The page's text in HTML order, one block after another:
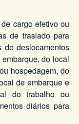
cargo efetivo ou
de traslado para
de deslocamentos
do local
hospedagem, do
de embarque e
do trabalho ou
diários para